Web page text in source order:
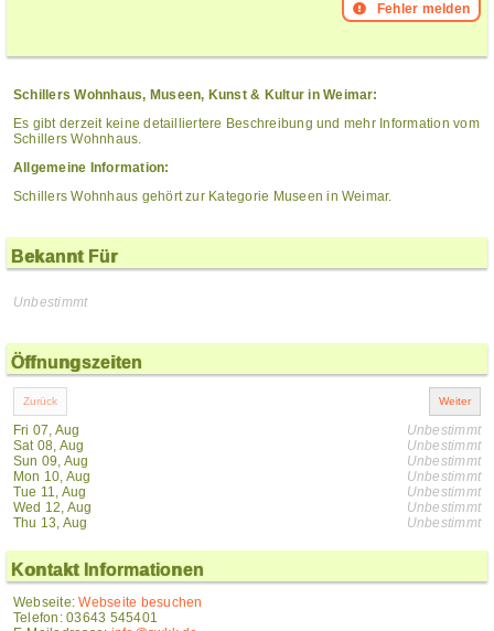
Fehler melden
Schillers Wohnhaus, Museen, Kunst & Kultur in Weimar:
Es gibt derzeit keine detailliertere Beschreibung und mehr Information vom
Schillers Wohnhaus.
Allgemeine Information:
Schillers Wohnhaus gehört zur Kategorie Museen in Weimar.
Bekannt Für
Unbestimmt
Öffnungszeiten
Fri 07, Aug
Sat 08, Aug
Sun 09, Aug
Mon 10, Aug
Tue 11, Aug
Wed 12, Aug
Thu 13, Aug
Unbestimmt
Unbestimmt
Unbestimmt
Unbestimmt
Unbestimmt
Unbestimmt
Unbestimmt
Kontakt Informationen
Webseite:Webseite besuchen
Telefon: 03643 545401